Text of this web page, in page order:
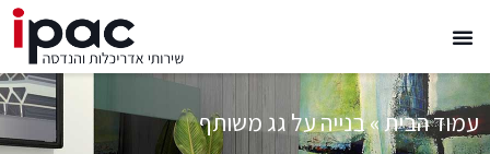
עמוד הבית»בנייה על גג משותף